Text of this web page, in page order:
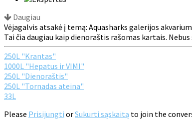
Daugiau
Vėjagalvis atsakė į temą: Aquasharks galerijos
Tai čia daugiau kaip dienoraštis rašomas kartais.
250L "Krantas"
1000L "Hepatus ir VIMI"
250L "Dienoraštis"
250L "Tornadas ateina"
33L
Please Prisijungti orSukurti sąskaitą to join the